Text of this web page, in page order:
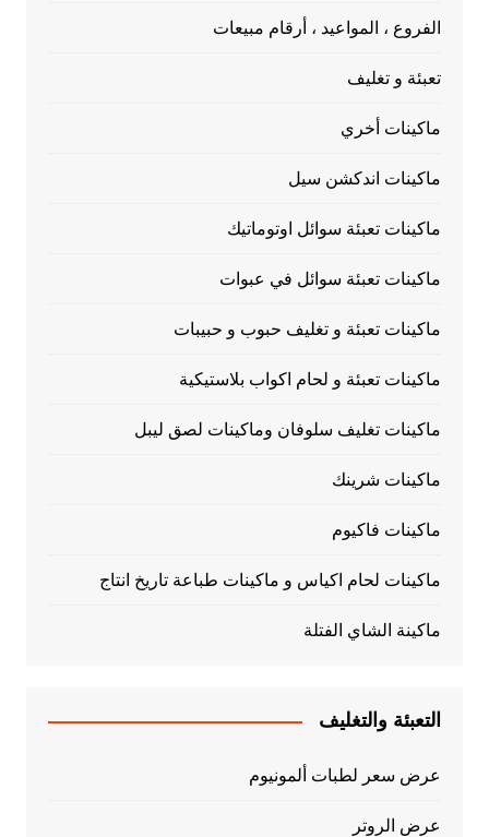
الفروع ، المواعيد ، أرقام مبيعات
تعبئة و تغليف
ماكينات أخري
ماكينات اندكشن سيل
ماكينات تعبئة سوائل اوتوماتيك
ماكينات تعبئة سوائل في عبوات
ماكينات تعبئة و تغليف حبوب و حبيبات
ماكينات تعبئة و لحام اكواب بلاستيكية
ماكينات تغليف سلوفان وماكينات لصق ليبل
ماكينات شرينك
ماكينات فاكيوم
ماكينات لحام اكياس و ماكينات طباعة تاريخ انتاج
ماكينة الشاي الفتلة
التعبئة والتغليف
عرض سعر لطبات ألمونيوم
عرض الروتر